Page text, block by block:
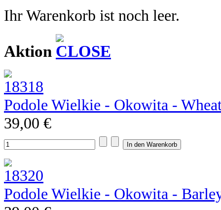
Ihr Warenkorb ist noch leer.
Aktion
Podole Wielkie - Okowita -
39,00 €
Podole Wielkie - Okowita -